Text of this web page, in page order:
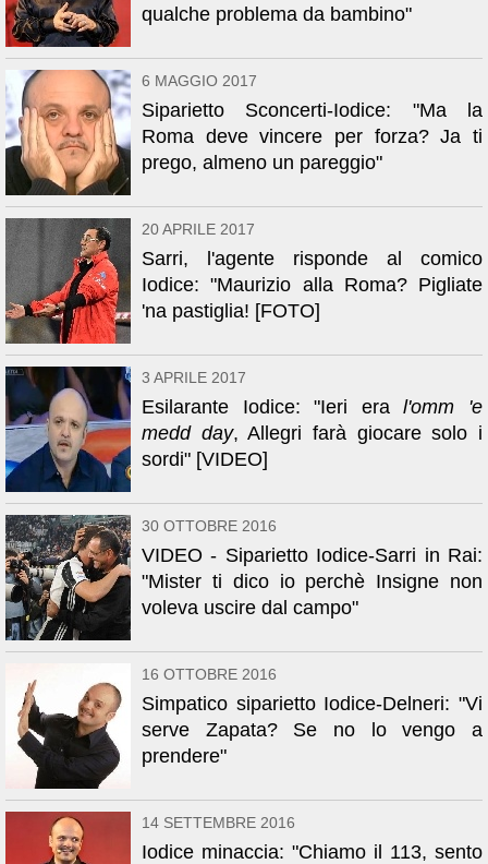
qualche problema da bambino"
6 MAGGIO 2017
Siparietto Sconcerti-Iodice: "Ma la
Roma deve vincere per forza? Ja ti
prego, almeno un pareggio"
20 APRILE 2017
Sarri, l'agente risponde al comico
Iodice: "Maurizio alla Roma? Pigliate
'na pastiglia! [FOTO]
3 APRILE 2017
Esilarante Iodice: "Ieri eral'omm 'e
medd day, Allegri farà giocare solo i
sordi" [VIDEO]
30 OTTOBRE 2016
VIDEO - Siparietto Iodice-Sarri in Rai:
"Mister ti dico io perchè Insigne non
voleva uscire dal campo"
16 OTTOBRE 2016
Simpatico siparietto Iodice-Delneri: "Vi
serve Zapata? Se no lo vengo a
prendere"
14 SETTEMBRE 2016
Iodice minaccia: "Chiamo il 113, sento